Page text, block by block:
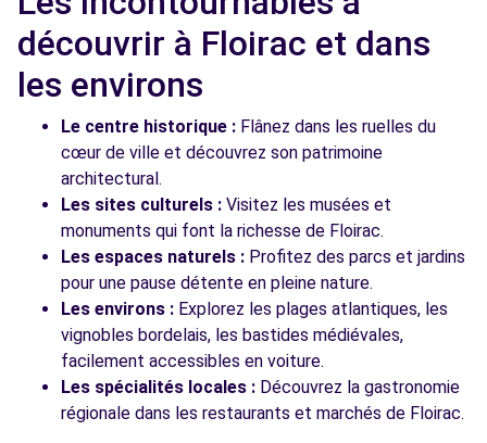
découvrir à Floirac et dans
les environs
Le centre historique : Flânez dans les ruelles du
cœur de ville et découvrez son patrimoine
architectural.
Les sites culturels : Visitez les musées et
monuments qui font la richesse de Floirac.
Les espaces naturels : Profitez des parcs et jardins
pour une pause détente en pleine nature.
Les environs : Explorez les plages atlantiques, les
vignobles bordelais, les bastides médiévales,
facilement accessibles en voiture.
Les spécialités locales : Découvrez la gastronomie
régionale dans les restaurants et marchés de Floirac.